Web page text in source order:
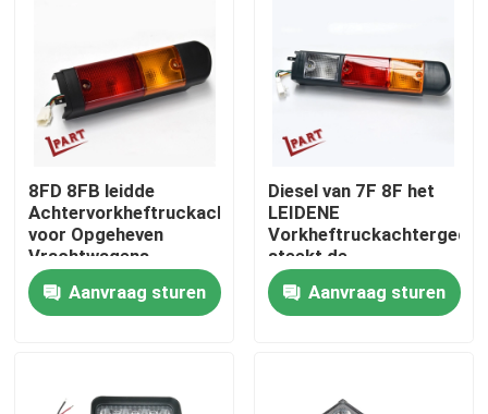
Huis
Producten
8FD 8FB leidde
Achtervorkheftruckachteruitrijlamp
voor Opgeheven
Vrachtwagens
Aanvraag sturen
Diesel van 7F 8F het
LEIDENE
steekt de
Waarschuwingslichten
van deAanvraag sturen